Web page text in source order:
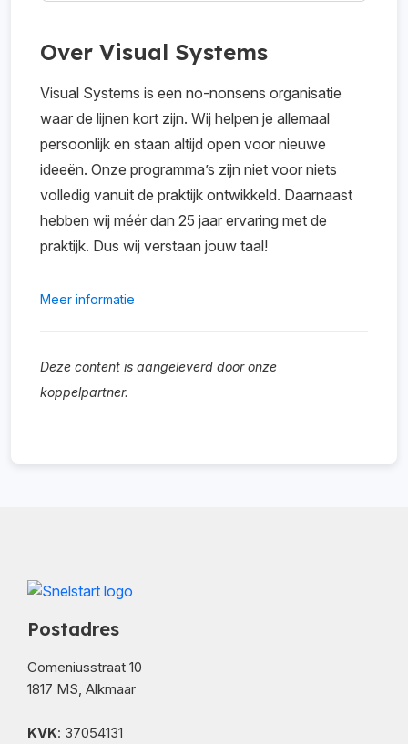
Over Visual Systems
Visual Systems is een no-nonsens organisatie
waar de lijnen kort zijn. Wij helpen je allemaal
persoonlijk en staan altijd open voor nieuwe
ideeën. Onze programma’s zijn niet voor niets
volledig vanuit de praktijk ontwikkeld. Daarnaast
hebben wij méér dan 25 jaar ervaring met de
praktijk. Dus wij verstaan jouw taal!
Meer informatie
Deze content is aangeleverd door onze
koppelpartner.
Postadres
Comeniusstraat 10
1817 MS, Alkmaar
KVK: 37054131